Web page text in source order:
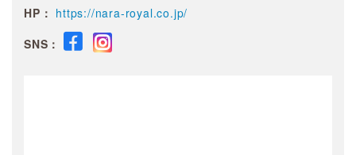
HP： https://nara-royal.co.jp/
SNS：